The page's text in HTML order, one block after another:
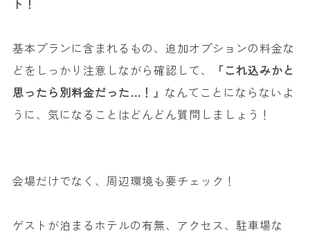
ト！
基本プランに含まれるもの、追加オプションの料金な
どをしっかり注意しながら確認して、
「これ込みかと
思ったら別料金だった…！」 なんてことにならないよ
うに、気になることはどんどん質問しましょう！
会場だけでなく、周辺環境も要チェック！
ゲストが泊まるホテルの有無、アクセス、駐車場な